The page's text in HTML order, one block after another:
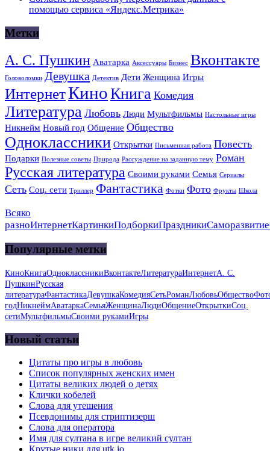
помощью сервиса «Яндекс.Метрика»
Метки
А. С. Пушкин Аватарка Аксессуары Бизнес Вконтакте
Головоломки Девушка Детектив Дети Женщина Игры
ИнтернетКиноКнига Комедия
Литература Любовь Люди Мультфильмы Настольные игры
Никнейм Новый год Общение Общество
Одноклассники Открытки Письменная работа Повесть
Подарки Полезные советы Природа Рассуждение на заданную тему Роман
Русская литература Своими руками Семья Сериалы
Сеть Соц. сети Триллер Фантастика Фотки Фото Фрукты Школа
Всяко
разноИнтернетКартинкиПодборкиПраздникиСаморазвитие
Популярные метки
КиноКнигаОдноклассникиВконтактеЛитератураИнтернетА. С.
ПушкинРусская
литератураФантастикаДевушкаКомедияСетьРоманЛюбовьОбщество
годНикнеймАватаркаСемьяЖенщинаЛюдиОбщениеОткрыткиСоц.
сетиМультфильмыСвоими рукамиИгры
Новый статьи
Цитаты про игры в любовь
Список популярных женских имен
Цитаты великих людей о детях
Клички кобелей
Слова для утешения
Псевдонимы для стриптизерш
Слова для оператора
Имя для султана в игре великий султан